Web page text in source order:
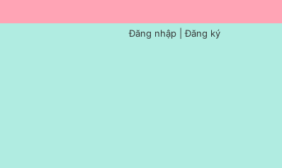
Đăng nhập |Đăng ký